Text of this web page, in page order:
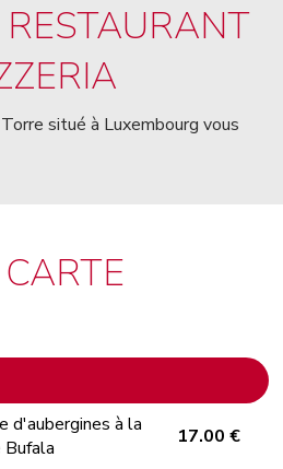
situé à Luxembourg vous
d'aubergines à la
17.00 €